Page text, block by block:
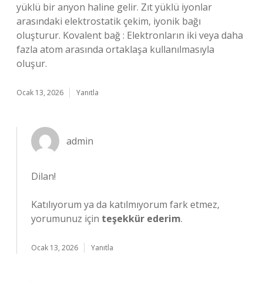
yüklü bir anyon haline gelir. Zıt yüklü iyonlar
arasındaki elektrostatik çekim, iyonik bağı
oluşturur. Kovalent bağ : Elektronların iki veya daha
fazla atom arasında ortaklaşa kullanılmasıyla
oluşur.
Ocak 13, 2026 Yanıtla
admin
Dilan!
Katılıyorum ya da katılmıyorum fark etmez,
yorumunuz için teşekkür ederim.
Ocak 13, 2026 Yanıtla